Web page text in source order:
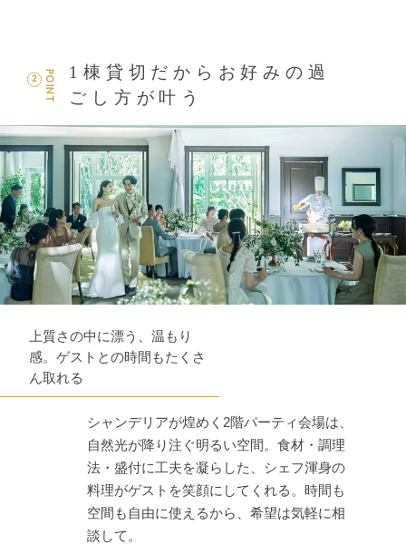
POINT
2
1棟貸切だからお好みの過
ごし方が叶う
上質さの中に漂う、温もり
感。ゲストとの時間もたくさ
ん取れる
シャンデリアが煌めく2階パーティ会場は、
自然光が降り注ぐ明るい空間。食材・調理
法・盛付に工夫を凝らした、シェフ渾身の
料理がゲストを笑顔にしてくれる。時間も
空間も自由に使えるから、希望は気軽に相
談して。